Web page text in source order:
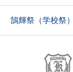
鵠輝祭（学校祭）